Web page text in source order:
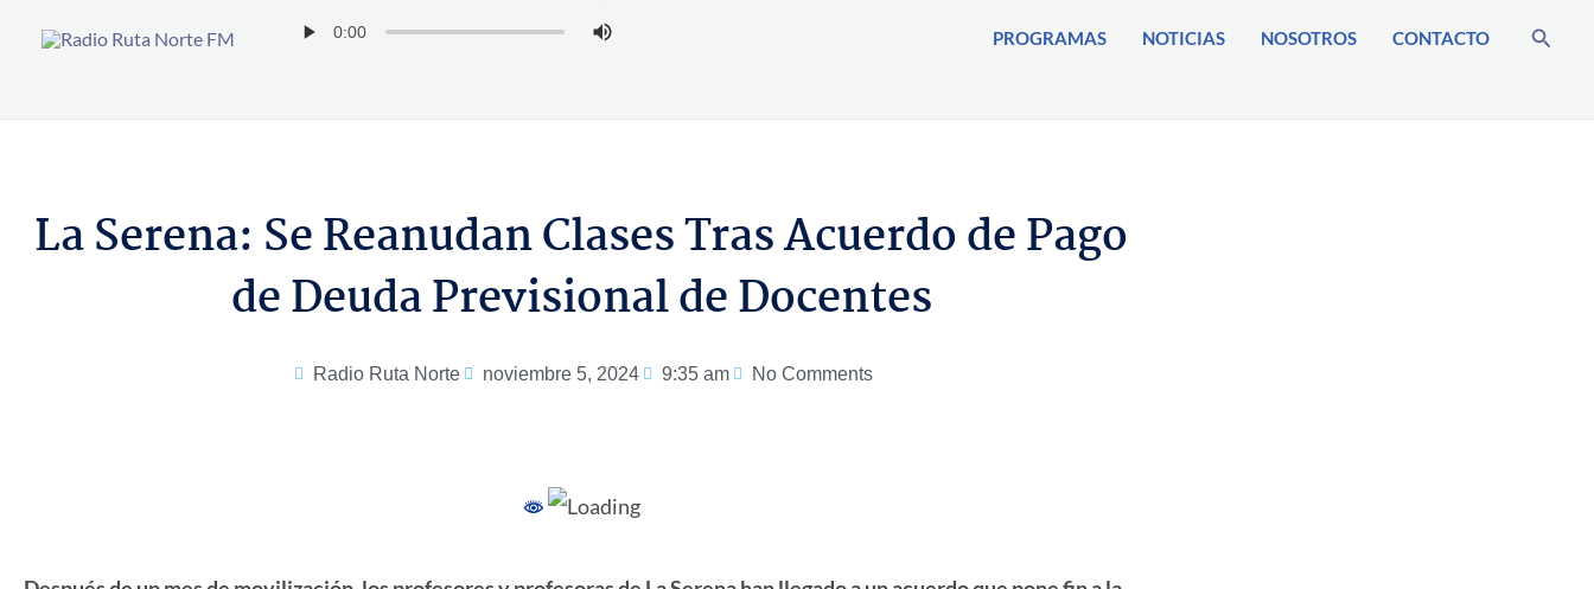
PROGRAMAS NOTICIAS NOSOTROS CONTACTO Buscar
La Serena: Se Reanudan Clases Tras Acuerdo de Pago
de Deuda Previsional de Docentes
Radio Ruta Norte noviembre 5, 2024 9:35 am No Comments